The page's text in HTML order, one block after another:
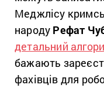
Меджлісу
народу Рефат
детальний
бажають
фахівців для